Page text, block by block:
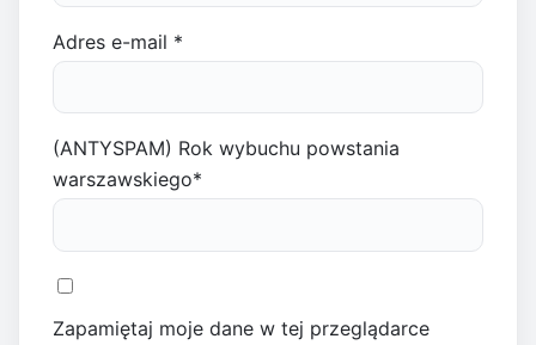
Adres e-mail *
(ANTYSPAM) Rok wybuchu powstania
warszawskiego*
Zapamiętaj moje dane w tej przeglądarce